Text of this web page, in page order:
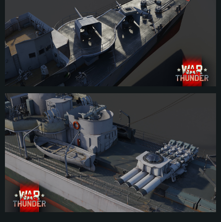
nie przetrwało wojny, także Karl Galster został ostatnim ze swojego gatunku.
Po poddaniu się Niemiec 8 maja 1945 roku, Z20 powrócił do portu w Kiel i
oddał w ręce Brytyjczyków. Jednakże kariera okrętu nie zakończyła się. W 1946
roku Z20 został podarowany ZSRR jako podarunek, jego przydomek zmieniono
na Prochny. Służył tak aż do 1956 roku.